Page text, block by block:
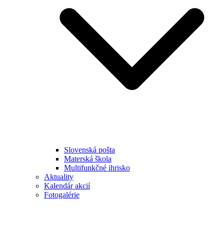
Slovenská pošta
Materská škola
Multifunkčné ihrisko
Aktuality
Kalendár akcií
Fotogalérie